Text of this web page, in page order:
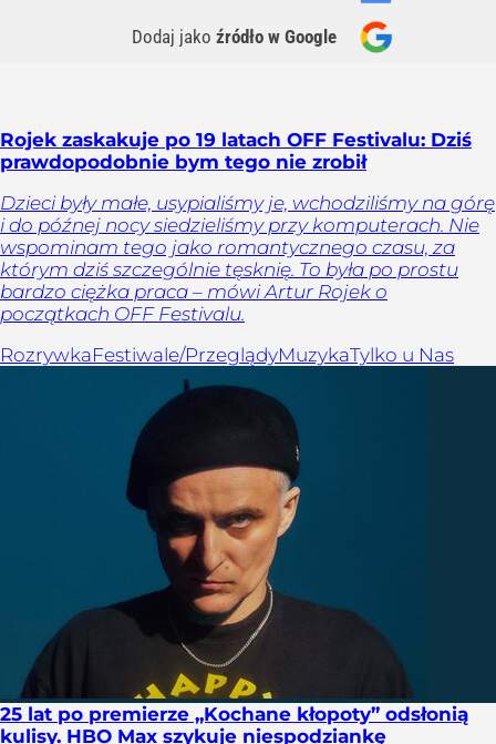
Dodaj jako źródło w Google
Rojek zaskakuje po 19 latach OFF Festivalu: Dziś
prawdopodobnie bym tego nie zrobił
Dzieci były małe, usypialiśmy je, wchodziliśmy na górę
i do późnej nocy siedzieliśmy przy komputerach. Nie
wspominam tego jako romantycznego czasu, za
którym dziś szczególnie tęsknię. To była po prostu
bardzo ciężka praca – mówi Artur Rojek o
początkach OFF Festivalu.
RozrywkaFestiwale/PrzeglądyMuzykaTylko u Nas
25 lat po premierze „Kochane kłopoty” odsłonią
kulisy. HBO Max szykuje niespodziankę